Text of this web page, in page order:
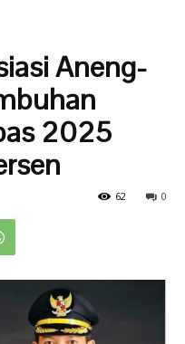
Aneng-
2025
0
62